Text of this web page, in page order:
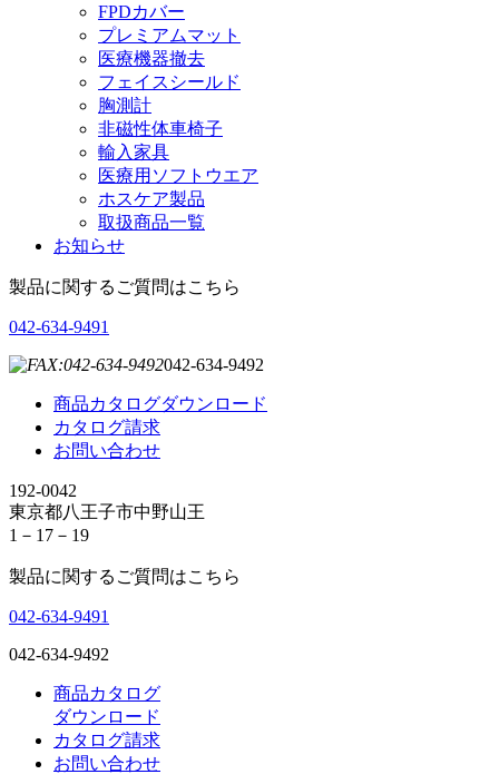
FPDカバー
プレミアムマット
医療機器撤去
フェイスシールド
胸測計
非磁性体車椅子
輸入家具
医療用ソフトウエア
ホスケア製品
取扱商品一覧
お知らせ
製品に関するご質問はこちら
042-634-9491
042-634-9492
商品カタログダウンロード
カタログ請求
お問い合わせ
192-0042
東京都八王子市中野山王
1－17－19
製品に関するご質問はこちら
042-634-9491
042-634-9492
商品カタログ
ダウンロード
カタログ請求
お問い合わせ